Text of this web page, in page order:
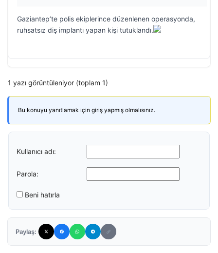
Gaziantep’te polis ekiplerince düzenlenen operasyonda,
ruhsatsız diş implantı yapan kişi tutuklandı.
1 yazı görüntüleniyor (toplam 1)
Bu konuyu yanıtlamak için giriş yapmış olmalısınız.
Kullanıcı adı:
Parola:
Beni hatırla
Paylaş: